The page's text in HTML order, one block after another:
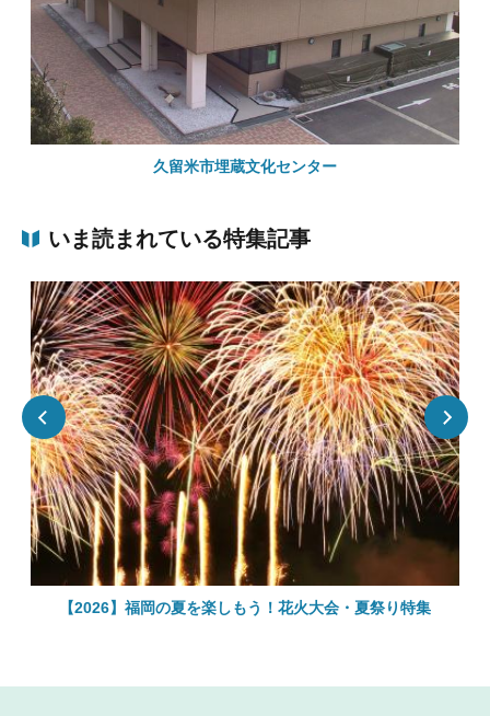
久留米市埋蔵文化センター
いま読まれている特集記事
【2026】福岡の夏を楽しもう！花火大会・夏祭り特集